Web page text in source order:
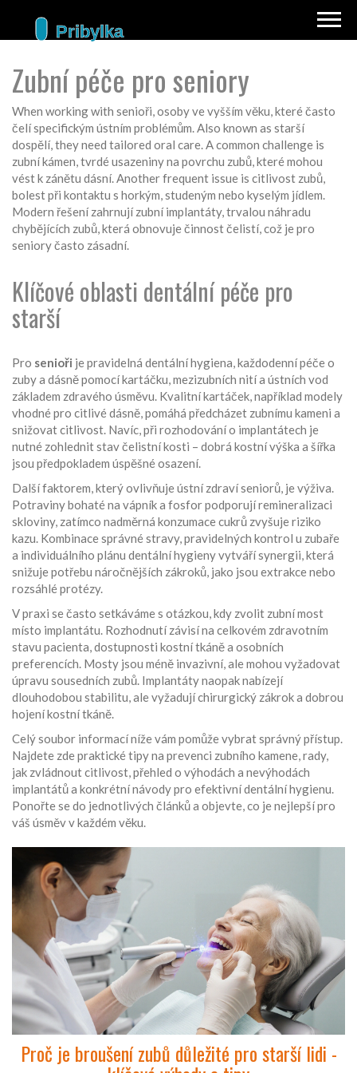
Zubní péče pro seniory
When working with senioři,osoby ve vyšším věku, které často
čelí specifickým ústním problémům. Also known as starší
dospělí, they need tailored oral care. A common challenge is
zubní kámen,tvrdé usazeniny na povrchu zubů, které mohou
vést k zánětu dásní. Another frequent issue is citlivost zubů,
bolest při kontaktu s horkým, studeným nebo kyselým jídlem.
Modern řešení zahrnujízubní implantáty,trvalou náhradu
chybějících zubů, která obnovuje činnost čelistí, což je pro
seniory často zásadní.
Klíčové oblasti dentální péče pro
starší
Pro senioři je pravidelná dentální hygiena,každodenní péče o
zuby a dásně pomocí kartáčku, mezizubních nití a ústních vod
základem zdravého úsměvu. Kvalitní kartáček, například modely
vhodné pro citlivé dásně, pomáhá předcházet zubnímu kameni a
snižovat citlivost. Navíc, při rozhodování o implantátech je
nutné zohlednit stav čelistní kosti – dobrá kostní výška a šířka
jsou předpokladem úspěšné osazení.
Další faktorem, který ovlivňuje ústní zdraví seniorů, je výživa.
Potraviny bohaté na vápník a fosfor podporují remineralizaci
skloviny, zatímco nadměrná konzumace cukrů zvyšuje riziko
kazu. Kombinace správné stravy, pravidelných kontrol u zubaře
a individuálního plánu dentální hygieny vytváří synergii, která
snižuje potřebu náročnějších zákroků, jako jsou extrakce nebo
rozsáhlé protézy.
V praxi se často setkáváme s otázkou, kdy zvolit zubní most
místo implantátu. Rozhodnutí závisí na celkovém zdravotním
stavu pacienta, dostupnosti kostní tkáně a osobních
preferencích. Mosty jsou méně invazivní, ale mohou vyžadovat
úpravu sousedních zubů. Implantáty naopak nabízejí
dlouhodobou stabilitu, ale vyžadují chirurgický zákrok a dobrou
hojení kostní tkáně.
Celý soubor informací níže vám pomůže vybrat správný přístup.
Najdete zde praktické tipy na prevenci zubního kamene, rady,
jak zvládnout citlivost, přehled o výhodách a nevýhodách
implantátů a konkrétní návody pro efektivní dentální hygienu.
Ponořte se do jednotlivých článků a objevte, co je nejlepší pro
váš úsměv v každém věku.
Proč je broušení zubů důležité pro starší lidi -